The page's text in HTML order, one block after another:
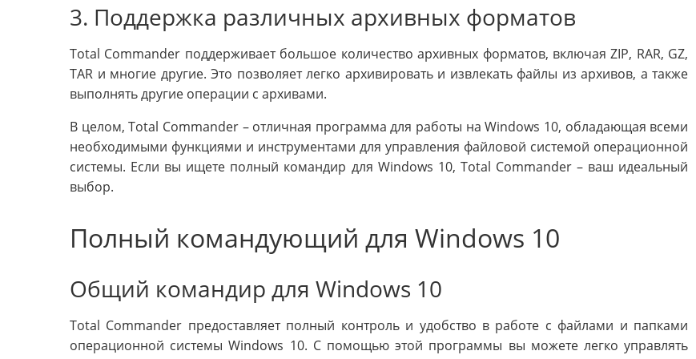
3. Поддержка различных архивных форматов
Total Commander поддерживает большое количество архивных форматов, включая ZIP, RAR, GZ,
TAR и многие другие. Это позволяет легко архивировать и извлекать файлы из архивов, а также
выполнять другие операции с архивами.
В целом, Total Commander – отличная программа для работы на Windows 10, обладающая всеми
необходимыми функциями и инструментами для управления файловой системой операционной
системы. Если вы ищете полный командир для Windows 10, Total Commander – ваш идеальный
выбор.
Полный командующий для Windows 10
Общий командир для Windows 10
Total Commander предоставляет полный контроль и удобство в работе с файлами и папками
операционной системы Windows 10. С помощью этой программы вы можете легко управлять